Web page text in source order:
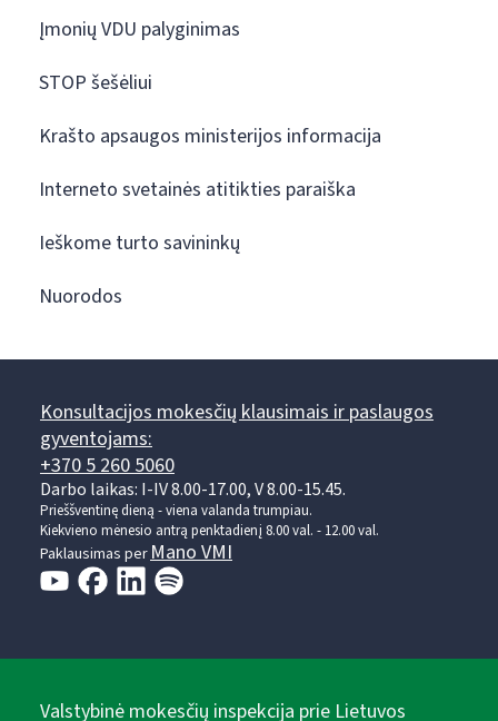
Įmonių VDU palyginimas
STOP šešėliui
Krašto apsaugos ministerijos informacija
Interneto svetainės atitikties paraiška
Ieškome turto savininkų
Nuorodos
Konsultacijos mokesčių klausimais ir paslaugos
gyventojams:
+370 5 260 5060
Darbo laikas: I-IV 8.00-17.00, V 8.00-15.45.
Prieššventinę dieną - viena valanda trumpiau.
Kiekvieno mėnesio antrą penktadienį 8.00 val. - 12.00 val.
Paklausimas per Mano VMI
Valstybinė mokesčių inspekcija prie Lietuvos